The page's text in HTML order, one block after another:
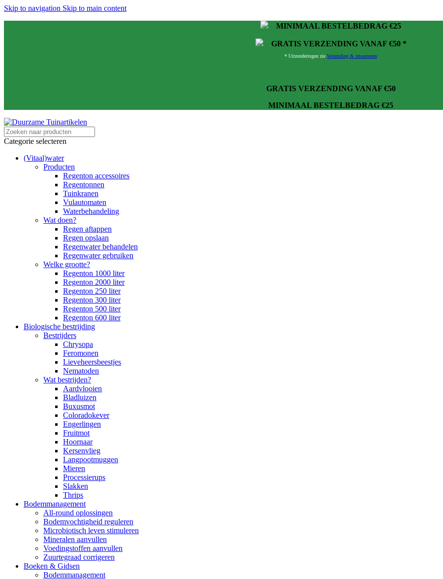
Skip to navigation Skip to main content
MINIMAAL BESTELBEDRAG €25
GRATIS VERZENDING VANAF €50 *
* Uitzonderingen zie Verzending & retourneren
GRATIS VERZENDING VANAF €50
MINIMAAL BESTELBEDRAG €25
Categorie selecteren
(Vitaal)water
Producten
Regenton accessoires
Regentonnen
Tuinkranen
Vulautomaten
Waterbehandeling
Wat doen?
Regen aftappen
Regen opslaan
Regenwater behandelen
Regenwater gebruiken
Welke grootte?
Regenton 1000 liter
Regenton 2000 liter
Regenton 250 liter
Regenton 300 liter
Regenton 500 liter
Regenton 600 liter
Biologische bestrijding
Bestrijders
Chrysopa
Feromonen
Lieveheersbeestjes
Nematoden
Wat bestrijden?
Aardvlooien
Bladluizen
Buxusmot
Coloradokever
Engerlingen
Fruitmot
Hoornaar
Kersenvlieg
Langpootmuggen
Mieren
Processierups
Slakken
Thrips
Bodemmanagement
All-round oplossingen
Bodemvochtigheid reguleren
Microbiotisch leven stimuleren
Mineralen aanvullen
Voedingstoffen aanvullen
Zuurtegraad corrigeren
Boeken & Gidsen
Bodemmanagement